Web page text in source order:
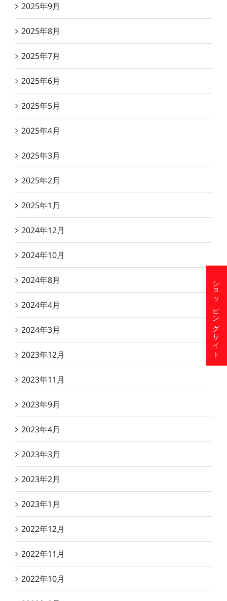
2025年9月
2025年8月
2025年7月
2025年6月
2025年5月
2025年4月
2025年3月
2025年2月
2025年1月
2024年12月
2024年10月
2024年8月
2024年4月
2024年3月
2023年12月
2023年11月
2023年9月
2023年4月
2023年3月
2023年2月
2023年1月
2022年12月
2022年11月
2022年10月
ショッピングサイト